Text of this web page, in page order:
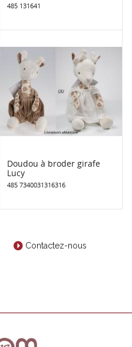
485 131641
Doudou à broder girafe
Lucy
485 7340031316316
Contactez-nous